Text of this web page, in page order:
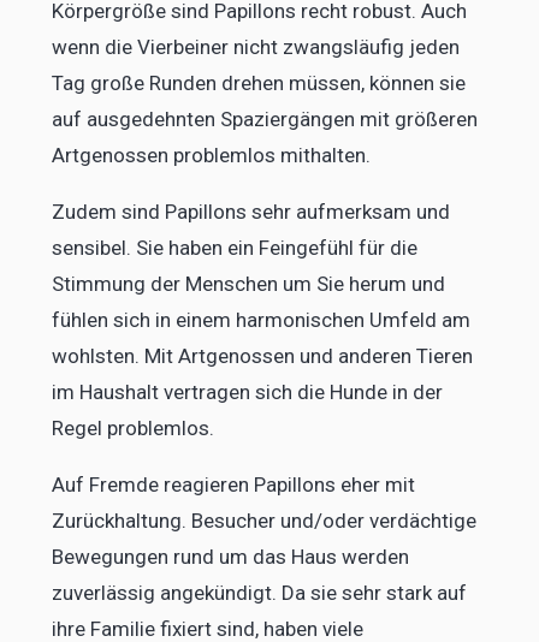
Körpergröße sind Papillons recht robust. Auch
wenn die Vierbeiner nicht zwangsläufig jeden
Tag große Runden drehen müssen, können sie
auf ausgedehnten Spaziergängen mit größeren
Artgenossen problemlos mithalten.
Zudem sind Papillons sehr aufmerksam und
sensibel. Sie haben ein Feingefühl für die
Stimmung der Menschen um Sie herum und
fühlen sich in einem harmonischen Umfeld am
wohlsten. Mit Artgenossen und anderen Tieren
im Haushalt vertragen sich die Hunde in der
Regel problemlos.
Auf Fremde reagieren Papillons eher mit
Zurückhaltung. Besucher und/oder verdächtige
Bewegungen rund um das Haus werden
zuverlässig angekündigt. Da sie sehr stark auf
ihre Familie fixiert sind, haben viele